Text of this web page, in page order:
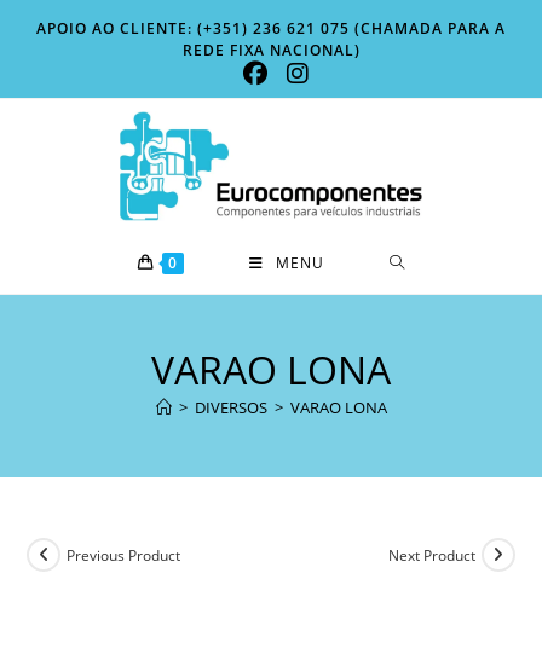
APOIO AO CLIENTE: (+351) 236 621 075 (CHAMADA PARA A
REDE FIXA NACIONAL)
0 MENU
VARAO LONA
> DIVERSOS > VARAO LONA
Previous Product Next Product